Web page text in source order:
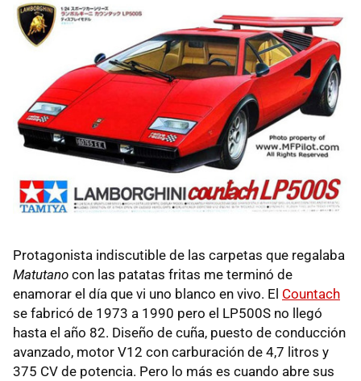
Protagonista indiscutible de las carpetas que regalaba
Matutano con las patatas fritas me terminó de
enamorar el día que vi uno blanco en vivo. El Countach
se fabricó de 1973 a 1990 pero el LP500S no llegó
hasta el año 82. Diseño de cuña, puesto de conducción
avanzado, motor V12 con carburación de 4,7 litros y
375 CV de potencia. Pero lo más es cuando abre sus